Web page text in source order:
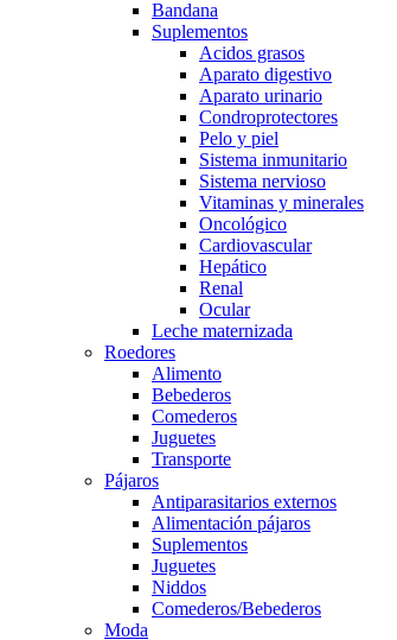
Bandana
Suplementos
Acidos grasos
Aparato digestivo
Aparato urinario
Condroprotectores
Pelo y piel
Sistema inmunitario
Sistema nervioso
Vitaminas y minerales
Oncológico
Cardiovascular
Hepático
Renal
Ocular
Leche maternizada
Roedores
Alimento
Bebederos
Comederos
Juguetes
Transporte
Pájaros
Antiparasitarios externos
Alimentación pájaros
Suplementos
Juguetes
Niddos
Comederos/Bebederos
Moda